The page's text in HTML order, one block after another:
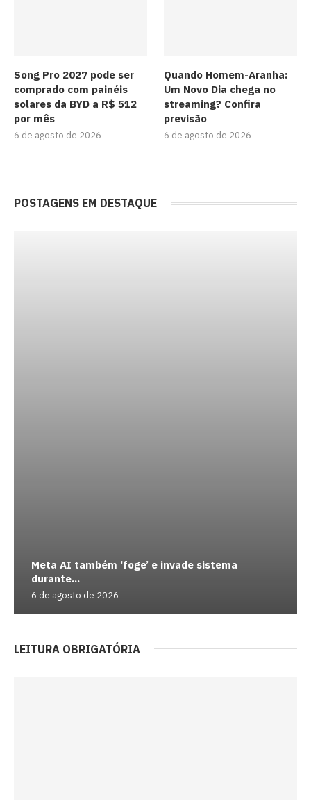
Song Pro 2027 pode ser
comprado com painéis
solares da BYD a R$ 512
por mês
6 de agosto de 2026
Quando Homem-Aranha:
Um Novo Dia chega no
streaming? Confira
previsão
6 de agosto de 2026
POSTAGENS EM DESTAQUE
Meta AI também ‘foge’ e invade sistema
durante...
6 de agosto de 2026
LEITURA OBRIGATÓRIA